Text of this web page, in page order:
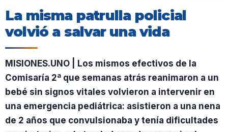
La misma patrulla policial
volvió a salvar una vida
MISIONES.UNO | Los mismos efectivos de la
Comisaría 2ª que semanas atrás reanimaron a un
bebé sin signos vitales volvieron a intervenir en
una emergencia pediátrica: asistieron a una nena
de 2 años que convulsionaba y tenía dificultades